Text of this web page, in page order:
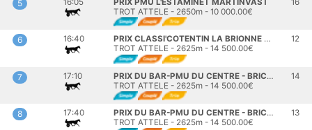
5 16:05
PRIX PMU L'ESTAMINET MARTINVAST
TROT ATTELE - 2650m - 10 000.00€
16
6 16:40
PRIX CLASSI'COTENTIN LA BRIONNE 17 MAI
TROT ATTELE - 2625m - 14 500.00€
12
7 17:10
PRIX DU BAR-PMU DU CENTRE - BRICQUEBOEUF (GROUPE A)
TROT ATTELE - 2625m - 14 500.00€
14
8 17:40
PRIX DU BAR-PMU DU CENTRE - BRICQUEBOEUF (GROUPE B)
TROT ATTELE - 2625m - 14 500.00€
13